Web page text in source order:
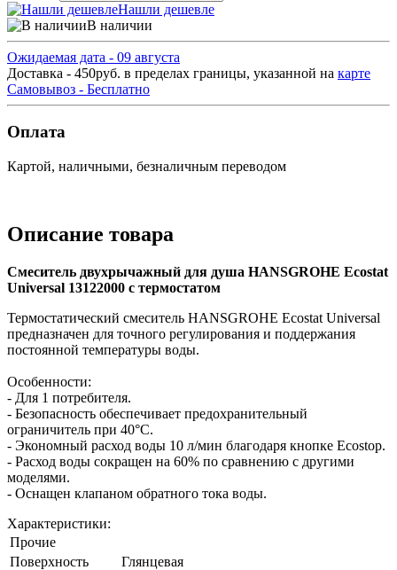
Нашли дешевле
В наличии
Ожидаемая дата - 09 августа
Доставка - 450руб. в пределах границы, указанной на карте
Самовывоз - Бесплатно
Оплата
Картой, наличными, безналичным переводом
Описание товара
Смеситель двухрычажный для душа HANSGROHE Ecostat
Universal 13122000 с термостатом
Термостатический смеситель HANSGROHE Ecostat Universal
предназначен для точного регулирования и поддержания
постоянной температуры воды.
Особенности:
- Для 1 потребителя.
- Безопасность обеспечивает предохранительный
ограничитель при 40°C.
- Экономный расход воды 10 л/мин благодаря кнопке Ecostop.
- Расход воды сокращен на 60% по сравнению с другими
моделями.
- Оснащен клапаном обратного тока воды.
Характеристики:
Прочие
Поверхность
Глянцевая